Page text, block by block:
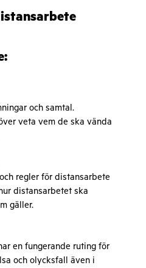
och samtal.
veta vem de ska vända
regler för distansarbete
distansarbetet ska
gäller.
en fungerande ruting för
och olycksfall även i